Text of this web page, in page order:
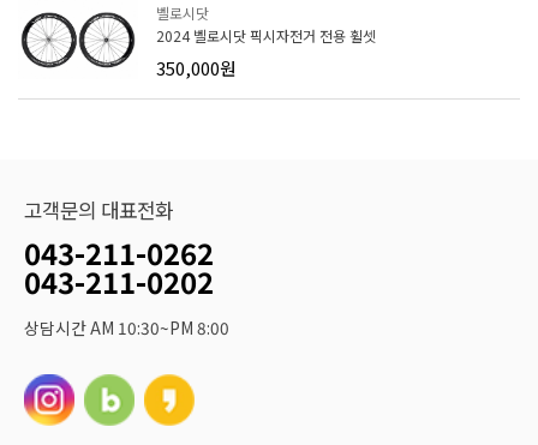
벨로시닷
2024 벨로시닷 픽시자전거 전용 휠셋
350,000원
고객문의 대표전화
043-211-0262
043-211-0202
상담시간 AM 10:30~PM 8:00